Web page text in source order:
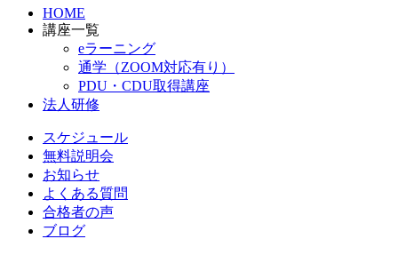
HOME
講座一覧
eラーニング
通学（ZOOM対応有り）
PDU・CDU取得講座
法人研修
スケジュール
無料説明会
お知らせ
よくある質問
合格者の声
ブログ